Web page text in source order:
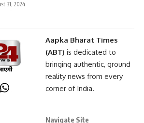
31, 2024
Aapka Bharat Times
(ABT) is dedicated to
bringing authentic, ground
reality news from every
corner of India.
Navigate Site